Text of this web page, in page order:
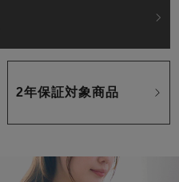
2年保証対象商品